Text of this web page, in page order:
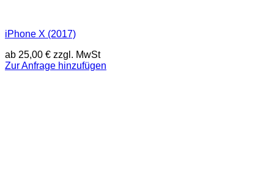
iPhone X (2017)
ab 25,00 € zzgl. MwSt
Zur Anfrage hinzufügen